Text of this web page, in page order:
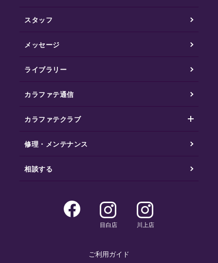
スタッフ
メッセージ
ライブラリー
カラファテ通信
カラファテクラブ
修理・メンテナンス
相談する
目白店 川上店
ご利用ガイド